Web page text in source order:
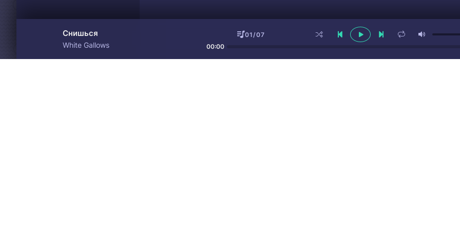
Снишься
White Gallows
01/07
00:00